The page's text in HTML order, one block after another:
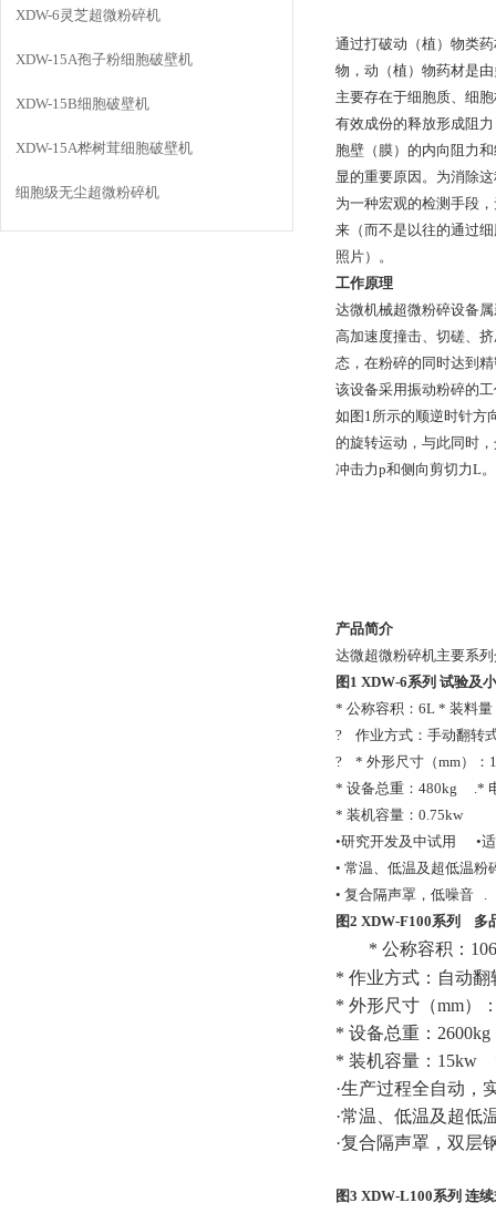
XDW-6灵芝超微粉碎机
XDW-15A孢子粉细胞破壁机
XDW-15B细胞破壁机
XDW-15A桦树茸细胞破壁机
细胞级无尘超微粉碎机
通过打破动（植）物类
物，动（植）物药材是
主要存在于细胞质、细
有效成份的释放形成阻
胞壁（膜）的内向阻力
显的重要原因。为消除
为一种宏观的检测手段
来（而不是以往的通过
照片）。
工作原理
达微机械超微粉碎设备
高加速度撞击、切磋、
态，在粉碎的同时达到
该设备采用振动粉碎的
如图1所示的顺逆时针方
的旋转运动，与此同时
冲击力p和侧向剪切力L
产品简介
达微超微粉碎机主要系
图1 XDW-6系列 试验及
* 公称容积：6L * 装料
?
作业方式：手动翻转
? * 外形尺寸（mm）：
* 设备总重：480kg .*
* 装机容量：0.75kw
•研究开发及中试用
•
• 常温、低温及超低温粉
• 复合隔声罩，低噪音 .
图2 XDW-F100系列 多
* 公称容积：
* 作业方式：自动翻
* 外形尺寸（mm）
* 设备总重： 2600kg
* 装机容量： 15kw
·生产过程全自动，
·常温、低温及超低
·复合隔声罩，双层
图3 XDW-L100系列 连